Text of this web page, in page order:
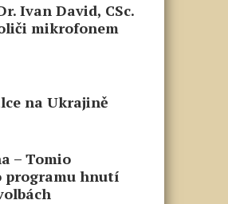
Ivan David, CSc.
mikrofonem
na Ukrajině
– Tomio
programu hnutí